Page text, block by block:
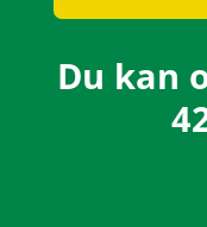
Du kan